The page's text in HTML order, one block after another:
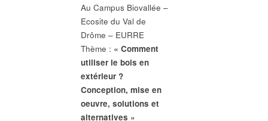
Au Campus Biovallée –
Ecosite du Val de
Drôme – EURRE
Thème : « Comment
utiliser le bois en
extérieur ?
Conception, mise en
oeuvre, solutions et
alternatives »